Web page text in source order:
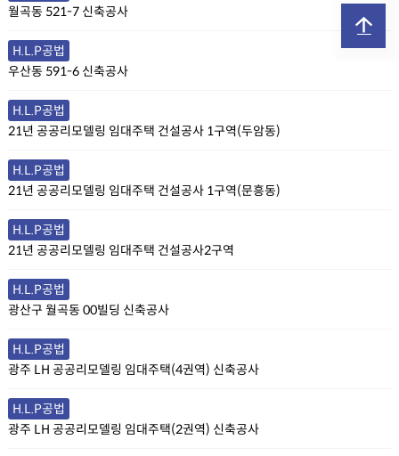
월곡동 521-7 신축공사
H.L.P공법
우산동 591-6 신축공사
H.L.P공법
21년 공공리모델링 임대주택 건설공사 1구역(두암동)
H.L.P공법
21년 공공리모델링 임대주택 건설공사 1구역(문흥동)
H.L.P공법
21년 공공리모델링 임대주택 건설공사2구역
H.L.P공법
광산구 월곡동 00빌딩 신축공사
H.L.P공법
광주 LH 공공리모델링 임대주택(4권역) 신축공사
H.L.P공법
광주 LH 공공리모델링 임대주택(2권역) 신축공사